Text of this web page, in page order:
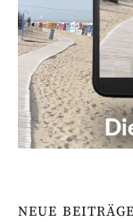
NEUE BEITRÄGE